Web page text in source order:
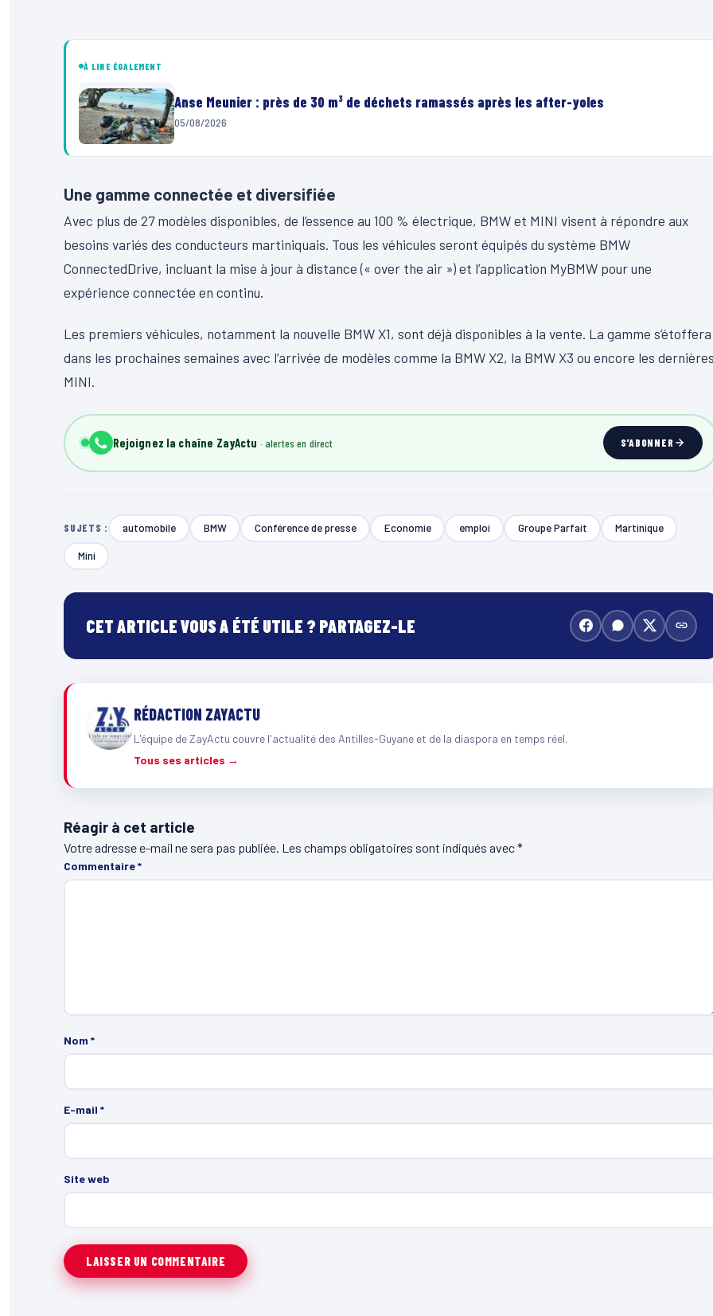
À LIRE ÉGALEMENT
Anse Meunier : près de 30 m³ de déchets ramassés après les after-yoles
05/08/2026
Une gamme connectée et diversifiée
Avec plus de 27 modèles disponibles, de l’essence au 100 % électrique, BMW et MINI visent à répondre aux
besoins variés des conducteurs martiniquais. Tous les véhicules seront équipés du système BMW
ConnectedDrive, incluant la mise à jour à distance (« over the air ») et l’application MyBMW pour une
expérience connectée en continu.
Les premiers véhicules, notamment la nouvelle BMW X1, sont déjà disponibles à la vente. La gamme s’étoffera
dans les prochaines semaines avec l’arrivée de modèles comme la BMW X2, la BMW X3 ou encore les
MINI.
Rejoignez la chaîne ZayActu S'ABONNER
SUJETS : automobile BMW Conférence de presse Economie emploi Groupe Parfait Martinique
Mini
CET ARTICLE VOUS A ÉTÉ UTILE ? PARTAGEZ-LE
RÉDACTION ZAYACTU
L'équipe de ZayActu couvre l'actualité des Antilles-Guyane et de la diaspora en temps réel.
Tous ses articles →
Réagir à cet article
Votre adresse e-mail ne sera pas publiée. Les champs obligatoires sont indiqués avec*
Commentaire*
Nom *
E-mail *
Site web